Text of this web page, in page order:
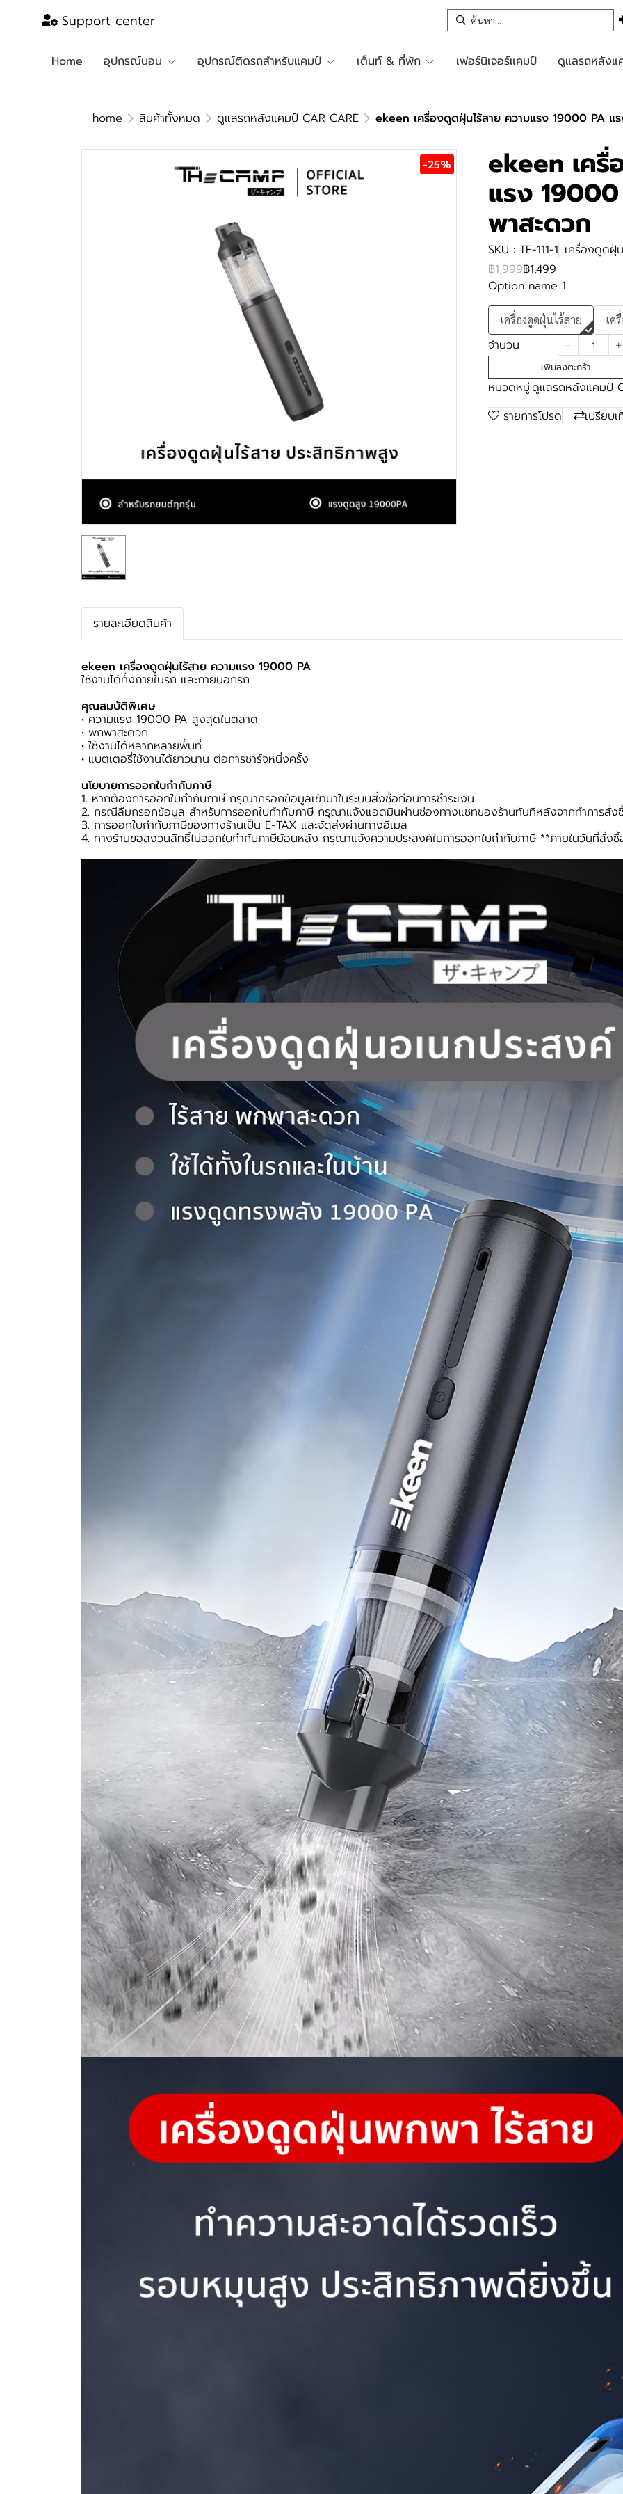
Support center
Home อุปกรณ์นอน อุปกรณ์ติดรถสำหรับแคมป์ เต็นท์ & ที่พัก เฟอร์นิเจอร์แคมป์ ดูแลรถหลังแ
home สินค้าทั้งหมด ดูแลรถหลังแคมป์ CAR CARE ekeen เครื่องดูดฝุ่นไร้สาย ความแรง 19000 PA
-25% ekeen เครื่
แรง
พาสะดวก
SKU : TE-111-1 เครื่องดูดฝุ่
฿1,999฿1,499
Option name 1
เครื่องดูดฝุ่นไร้สาย เค
จำนวน
เพิ่มลงตะกร้า
หมวดหมู่:ดูแลรถหลังแคมป์
รายการโปรด
เปรียบ
รายละเอียดสินค้า
ekeen เครื่องดูดฝุ่นไร้สาย ความแรง 19000 PA
ใช้งานได้ทั้งภายในรถ และภายนอกรถ
คุณสมบัติพิเศษ
• ความแรง 19000 PA สูงสุดในตลาด
• พกพาสะดวก
• ใช้งานได้หลากหลายพื้นที่
• แบตเตอรี่ใช้งานได้ยาวนาน ต่อการชาร์จหนึ่งครั้ง
นโยบายการออกใบกำกับภาษี
1. หากต้องการออกใบกำกับภาษี กรุณากรอกข้อมูลเข้ามาในระบบสั่งซื้อก่อนการชำระเงิน
2. กรณีลืมกรอกข้อมูล สำหรับการออกใบกำกับภาษี กรุณาแจ้งแอดมินผ่านช่องทางแชทของร้านทันทีหลังจากทำการสั่ง
3. การออกใบกำกับภาษีของทางร้านเป็น E-TAX และจัดส่งผ่านทางอีเมล
4. ทางร้านขอสงวนสิทธิ์ไม่ออกใบกำกับภาษีย้อนหลัง กรุณาแจ้งความประสงค์ในการออกใบกำกับภาษี **ภายในวันที่สั่งซื้